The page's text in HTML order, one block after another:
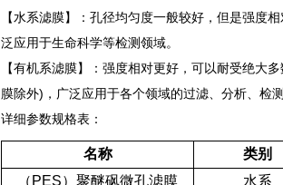
【水系滤膜】：孔径均匀度一般较好，但是强度
泛应用于生命科学等检测领域。
【有机系滤膜】：强度相对更好，可以耐受绝大
膜除外)，广泛应用于各个领域的过滤、分析、检
详细参数规格表：
名称 类别
（ PES）聚醚砜微孔滤膜 水系